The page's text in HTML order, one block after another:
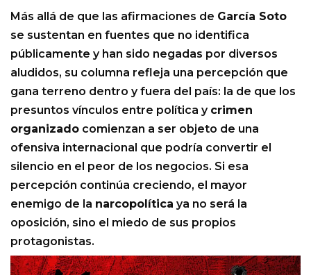
Más allá de que las afirmaciones de García Soto
se sustentan en fuentes que no identifica
públicamente y han sido negadas por diversos
aludidos, su columna refleja una percepción que
gana terreno dentro y fuera del país: la de que los
presuntos vínculos entre política y crimen
organizado comienzan a ser objeto de una
ofensiva internacional que podría convertir el
silencio en el peor de los negocios. Si esa
percepción continúa creciendo, el mayor
enemigo de la narcopolítica ya no será la
oposición, sino el miedo de sus propios
protagonistas.